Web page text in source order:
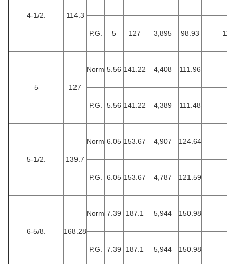
4-1/2. 114.3
P.G. 5 127 3,895 98.93
5 127
Norm 5.56 141.22 4,408 111.96
P.G. 5.56 141.22 4,389 111.48
5-1/2. 139.7
Norm 6.05 153.67 4,907 124.64
P.G. 6.05 153.67 4,787 121.59
6-5/8. 168.28
Norm 7.39 187.1 5,944 150.98
P.G. 7.39 187.1 5,944 150.98